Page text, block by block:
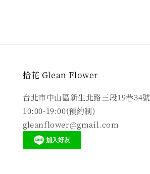
拾花 Glean Flower
台北市中山區新生北路三段19巷34號
10:00-19:00(預約制)
gleanflower@gmail.com